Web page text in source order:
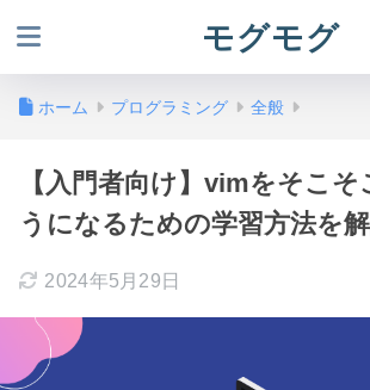
モグモグ
ホーム プログラミング 全般
【入門者向け】vimをそこそ
うになるための学習方法を
2024年5月29日